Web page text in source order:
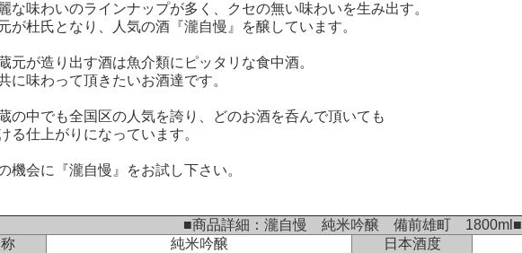
な味わいのラインナップが多く、クセの無い味わいを生み出す。
が杜氏となり、人気の酒『瀧自慢』を醸しています。
元が造り出す酒は魚介類にピッタリな食中酒。
に味わって頂きたいお酒達です。
の中でも全国区の人気を誇り、どのお酒を呑んで頂いても
る仕上がりになっています。
機会に『瀧自慢』をお試し下さい。
■商品詳細：瀧自慢 純米吟醸 備前雄町 1800ml■
純米吟醸 日本酒度